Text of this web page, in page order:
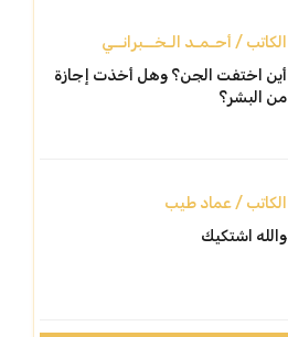
الكاتب / أحـمـد الـخــبرانــي
أين اختفت الجن؟ وهل أخذت إجازة
من البشر؟
الكاتب / عماد طيب
والله اشتكيك